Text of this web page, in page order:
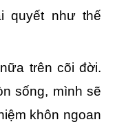
quyết như thế
trên cõi đời.
sống, mình sẽ
khôn ngoan